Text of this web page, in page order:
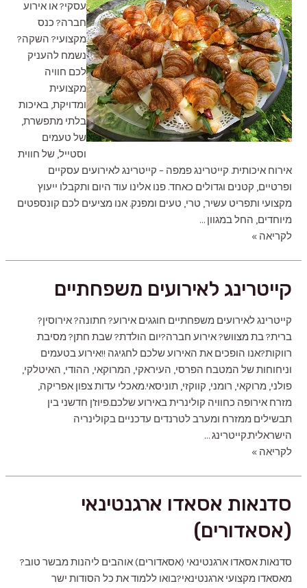
עסקי? או אירוע
חברה? כנס
מקצועי? השקה?
נשמח להעניק
לכם חוויה
מקצועית
ומדויקת, באיכות
בלתי מתפשרת,
של טעמים
וסטייל, של חווית
אירוח איכותית. קייטרינג פמפה – קייטרינג לאירועים עסקיים
ופרטיים, קטנים וגדולים כאחד. פנו אלינו עוד היום ותקבלו ייעוץ
מקצועי ותפריט עשיר, טרי, טעים ומפנק. אנו מציעים לכם קונספטים
מיוחדים, החל במגוון …
קייטרינג
לקריאה »
קייטרינג לאירועים משפחתיים
קייטרינג לאירועים משפחתיים חוגגים אירוע? חתונה? אירוסין?
ברית? בת מצווש? אירוע חברה?יום הולדת? שבת חתן? מסיבת
רווקות?אנו הופכים את האירוע שלכם לחגיגה !!אירוע בטעמים
וניחוחות של המטבח הפרסי, העיראקי, המרוקאי, ההודי, האיטלקי,
פולני, מרוקאי, רומני, קווקזי, תוניסאי.מאכלי עדות צפון אפריקה,
מזרח אירופה כחוויה קולינרית באירוע שלכם.פיוז'ן חדשני בין
תבשילים ממזרח ומערב לטרנדים עדכניים בקולינריה
הישראלית.קייטרינג …
קייטרינג
לקריאה »
סדנאות אסאדו ארגנטינאי
(אסאדורים)
סדנאות אסאדו ארגנטינאי (אסאדורים) אוהבים ליהנות מבשר טוב?
מאסאדו מקצועי ארגנטינאי?‍בואו ללמוד את כל הסודות ישר